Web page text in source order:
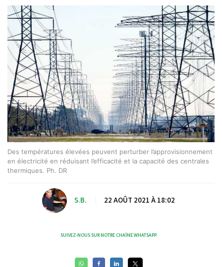
Des températures élevées peuvent perturber l’approvisionnement
en électricité en réduisant l’efficacité et la capacité des centrales
thermiques. Ph. DR
S.B. 22 AOÛT 2021 À 18:02
SUIVEZ-NOUS SUR NOTRE CHAÎNE WHATSAPP